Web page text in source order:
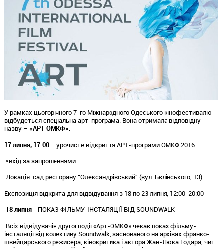
У рамках цьогорічного 7-го Міжнародного Одеського кінофестивалю
відбудеться спеціальна арт-програма. Вона отримала відповідну
назву – «АРТ-ОМКФ».
17 липня, 17:00– урочисте відкриття АРТ-програми ОМКФ 2016
*вхід за запрошеннями
Локація: сад ресторану "Олександрівський" (вул. Бєлінського, 13)
Експозиція відкрита для відвідування з 18 по 23 липня, 12:00-20:00
18 липня- ПОКАЗ ФІЛЬМУ-ІНСТАЛЯЦІЇ ВІД SOUNDWALK
Всіх відвідувачів другої події «Арт-ОМКФ» чекає показ фільму-
інсталяції від колективу Soundwalk, заснованого на архівах франко-
швейцарського режисера, кінокритика і актора Жан-Люка Годара, чиї